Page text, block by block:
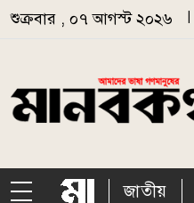
Skip to main content
শুক্রবার , ০৭ আগস্ট ২০২৬
জাতীয়